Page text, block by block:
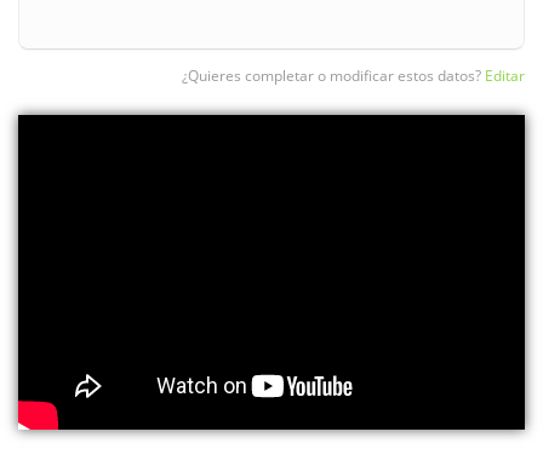
¿Quieres completar o modificar estos datos? Editar